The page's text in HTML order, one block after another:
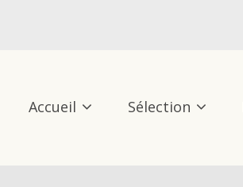
Accueil Sélection